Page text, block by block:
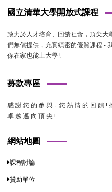
國立清華大學開放式課程
致力於人才培育、回饋社會，頂尖大
們無償提供，充實縝密的優質課程 -
你在家也能上大學 !
募款專區
感 謝 您 的 參 與，您 熱 情 的 回 饋 !
卓 越 邁 向 頂 尖 !
網站地圖
課程討論
贊助單位